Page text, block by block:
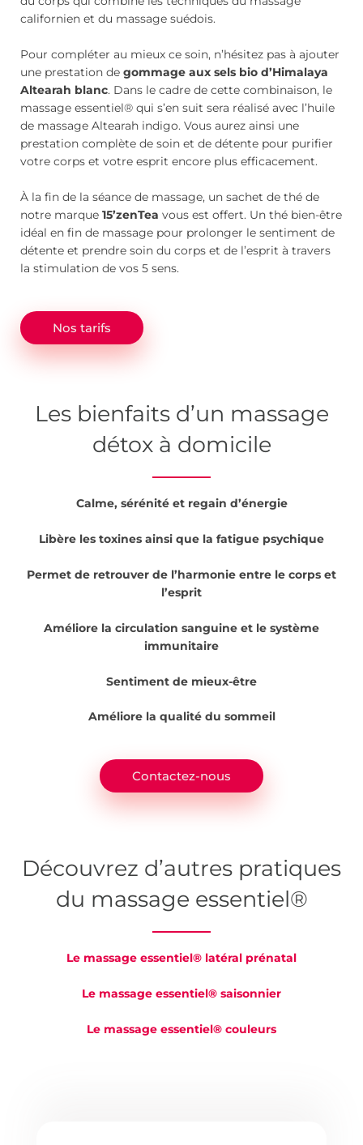
californien et du massage suédois.
Pour compléter au mieux ce soin, n’hésitez pas à ajouter
une prestation de gommage aux sels bio d’Himalaya
Altearah blanc. Dans le cadre de cette combinaison, le
massage essentiel® qui s’en suit sera réalisé avec l’huile
de massage Altearah indigo. Vous aurez ainsi une
prestation complète de soin et de détente pour purifier
votre corps et votre esprit encore plus efficacement.
À la fin de la séance de massage, un sachet de thé de
notre marque 15’zenTea vous est offert. Un thé bien-être
idéal en fin de massage pour prolonger le sentiment de
détente et prendre soin du corps et de l’esprit à travers
la stimulation de vos 5 sens.
Nos tarifs
Les bienfaits d’un massage
détox à domicile
Calme, sérénité et regain d’énergie
Libère les toxines ainsi que la fatigue psychique
Permet de retrouver de l’harmonie entre le corps et
l’esprit
Améliore la circulation sanguine et le système
immunitaire
Sentiment de mieux-être
Améliore la qualité du sommeil
Contactez-nous
Découvrez d’autres pratiques
du massage essentiel®
Le massage essentiel® latéral prénatal
Le massage essentiel® saisonnier
Le massage essentiel® couleurs